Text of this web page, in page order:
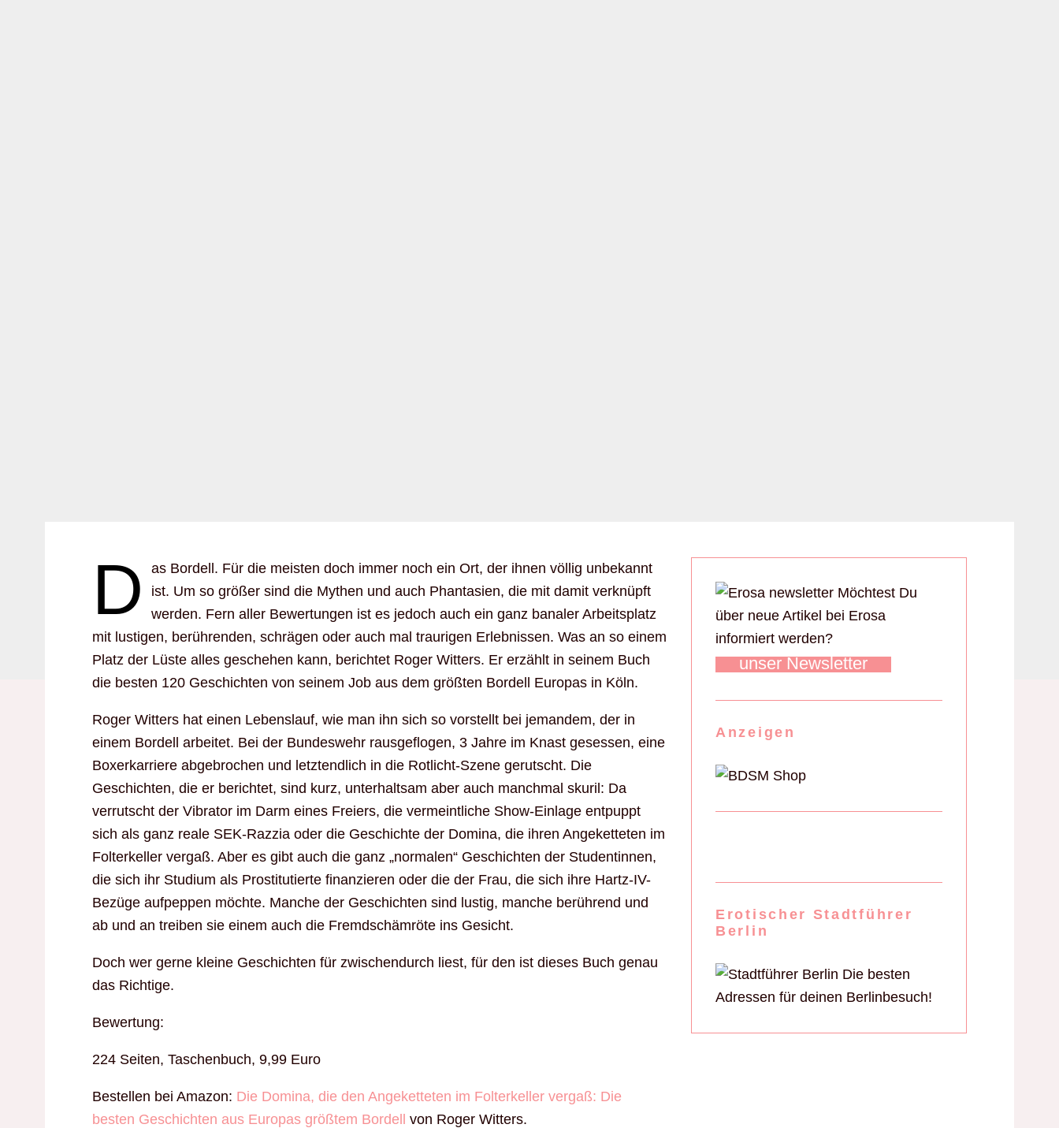
D
as Bordell. Für die meisten doch immer noch ein Ort, der ihnen völlig unbekannt
ist. Um so größer sind die Mythen und auch Phantasien, die mit damit verknüpft
werden. Fern aller Bewertungen ist es jedoch auch ein ganz banaler Arbeitsplatz
mit lustigen, berührenden, schrägen oder auch mal traurigen Erlebnissen. Was an so einem
Platz der Lüste alles geschehen kann, berichtet Roger Witters. Er erzählt in seinem Buch
die besten 120 Geschichten von seinem Job aus dem größten Bordell Europas in Köln.
Roger Witters hat einen Lebenslauf, wie man ihn sich so vorstellt bei jemandem, der in
einem Bordell arbeitet. Bei der Bundeswehr rausgeflogen, 3 Jahre im Knast gesessen, eine
Boxerkarriere abgebrochen und letztendlich in die Rotlicht-Szene gerutscht. Die
Geschichten, die er berichtet, sind kurz, unterhaltsam aber auch manchmal skuril: Da
verrutscht der Vibrator im Darm eines Freiers, die vermeintliche Show-Einlage entpuppt
sich als ganz reale SEK-Razzia oder die Geschichte der Domina, die ihren Angeketteten im
Folterkeller vergaß. Aber es gibt auch die ganz „normalen“ Geschichten der Studentinnen,
die sich ihr Studium als Prostitutierte finanzieren oder die der Frau, die sich ihre Hartz-IV-
Bezüge aufpeppen möchte. Manche der Geschichten sind lustig, manche berührend und
ab und an treiben sie einem auch die Fremdschämröte ins Gesicht.
Doch wer gerne kleine Geschichten für zwischendurch liest, für den ist dieses Buch genau
das Richtige.
Bewertung:
224 Seiten, Taschenbuch, 9,99 Euro
Bestellen bei Amazon: Die Domina, die den Angeketteten im Folterkeller vergaß: Die
besten Geschichten aus Europas größtem Bordell
von Roger Witters.
Möchtest Du
über neue Artikel bei Erosa
informiert werden?
unser Newsletter
Anzeigen
Erotischer Stadtführer
Berlin
Die besten
Adressen für deinen Berlinbesuch!